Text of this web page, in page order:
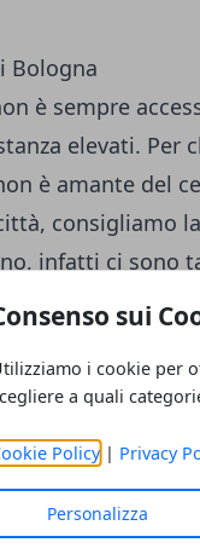
sui
i cookie per
a quali
Policy| Privacy
Personalizza
Bologna
è sempre
elevati. Per
è amante del
consigliamo
infatti ci sono
collegate alla
ti permetterà
economia locale
suoi residenti.
la collega ad
stazione